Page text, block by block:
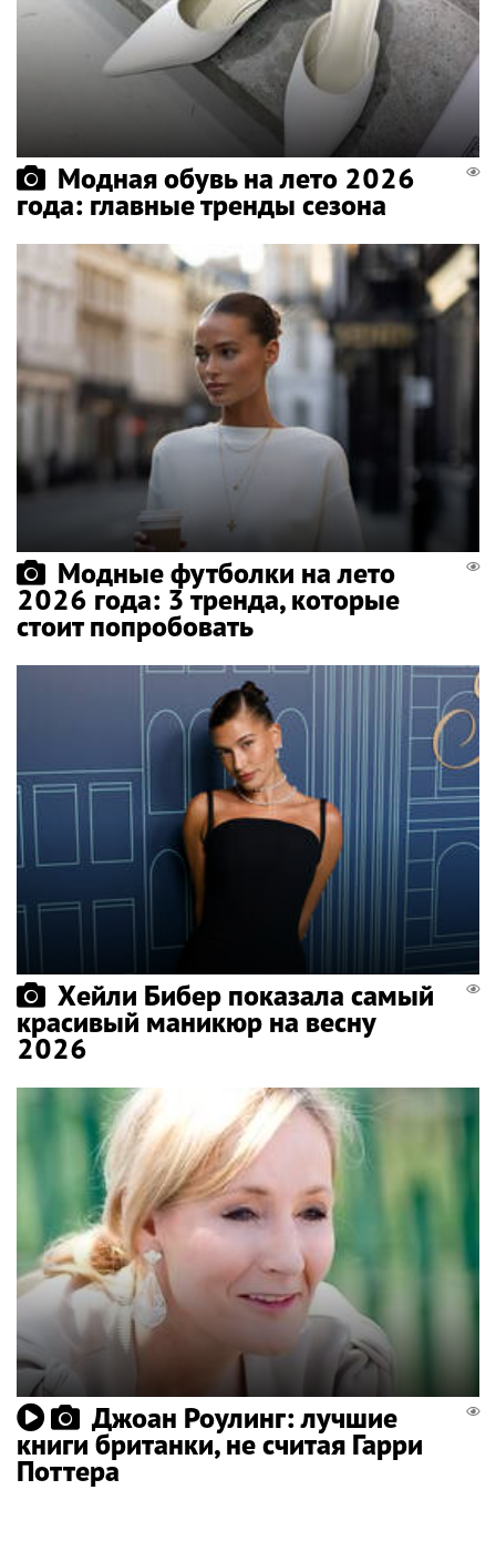
Модная обувь на лето 2026
года: главные тренды сезона
Модные футболки на лето
2026 года: 3 тренда, которые
стоит попробовать
Хейли Бибер показала самый
красивый маникюр на весну
2026
Джоан Роулинг: лучшие
книги британки, не считая Гарри
Поттера